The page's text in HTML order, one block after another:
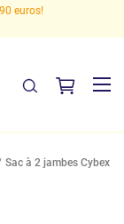
euros!
Sac à 2 jambes Cybex